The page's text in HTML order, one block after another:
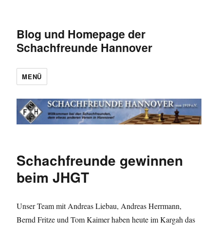
Blog und Homepage der
Schachfreunde Hannover
MENÜ
Schachfreunde gewinnen
beim JHGT
Unser Team mit Andreas Liebau, Andreas Herrmann,
Bernd Fritze und Tom Kaimer haben heute im Kargah das